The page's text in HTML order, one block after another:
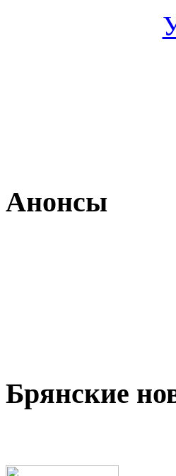
Анонсы
Брянские